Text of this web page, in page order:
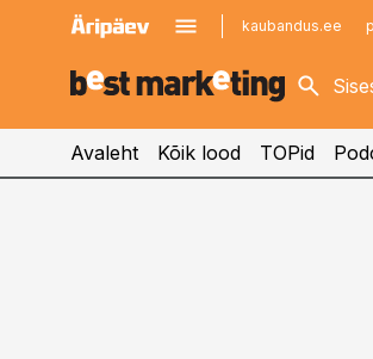
kaubandus.ee
kinnisvarauudised.ee
logistikauudised.ee
Avaleht Kõik lood TOPid